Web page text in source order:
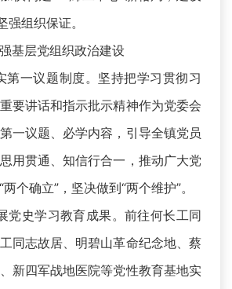
强组织保证。
基层党组织政治建设
第一议题制度。坚持把学习贯彻习
要讲话和指示批示精神作为党委会
一议题、必学内容，引导全镇党员
用贯通、知信行合一，推动广大党
个确立”，坚决做到“两个维护”。
党史学习教育成果。前往何长工同
同志故居、明碧山革命纪念地、蔡
新四军战地医院等党性教育基地实